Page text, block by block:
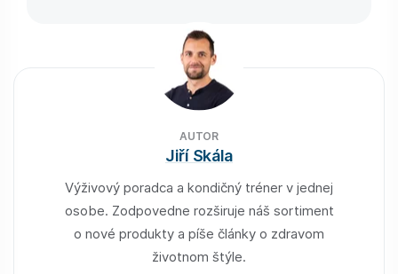
AUTOR
Jiří Skála
Výživový poradca a kondičný tréner v jednej
osobe. Zodpovedne rozširuje náš sortiment
o nové produkty a píše články o zdravom
životnom štýle.